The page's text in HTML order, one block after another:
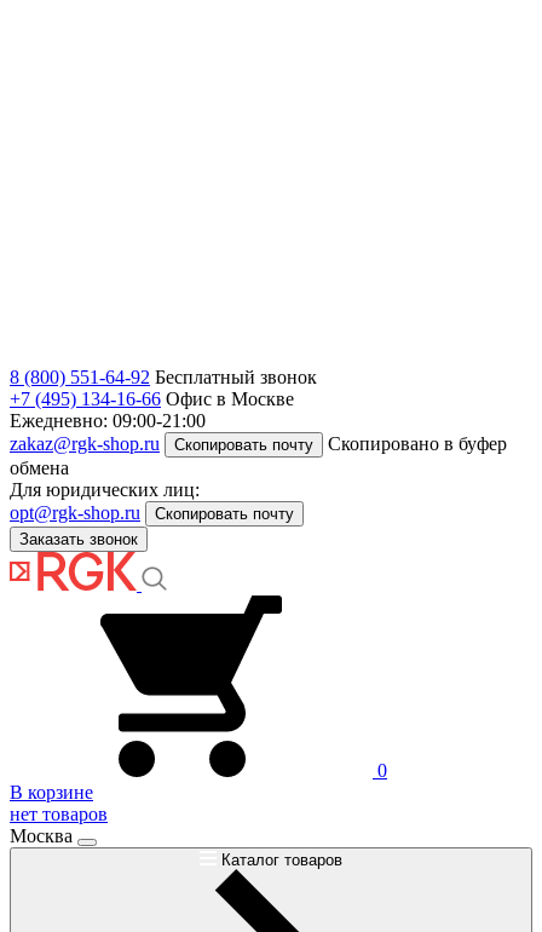
8 (800) 551-64-92 Бесплатный звонок
+7 (495) 134-16-66 Офис в Москве
Ежедневно: 09:00-21:00
zakaz@rgk-shop.ru
Скопировать почту
Скопировано в буфер
обмена
Для юридических лиц:
opt@rgk-shop.ru
Скопировать почту
Заказать звонок
0
В корзине
нет товаров
Москва
Каталог товаров